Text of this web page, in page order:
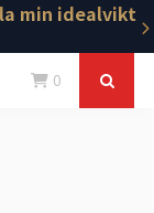
min idealvikt
0